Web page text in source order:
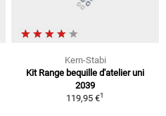
Kern-Stabi
Kit Range bequille d'atelier uni
2039
119,95 €1